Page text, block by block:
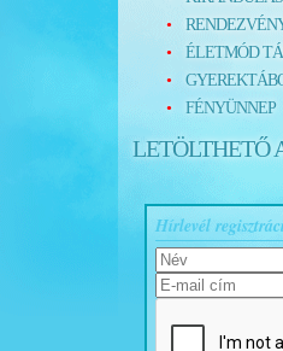
ÉLETMÓD
FÉNYÜNNEP
LETÖLTHETŐ
Hírlevél